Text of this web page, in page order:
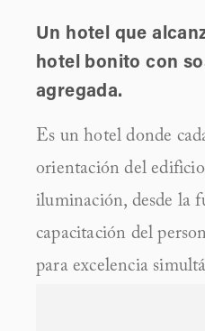
Un hotel que
hotel bonito con
agregada.
Es un hotel donde
orientación del
iluminación, desde la
capacitación del
para excelencia